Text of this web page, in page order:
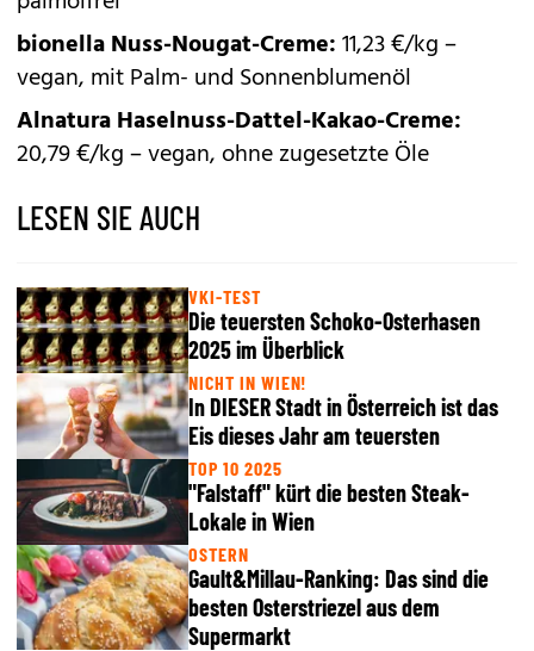
bionella Nuss-Nougat-Creme:11,23 €/kg –
vegan, mit Palm- und Sonnenblumenöl
Alnatura Haselnuss-Dattel-Kakao-Creme:
20,79 €/kg – vegan, ohne zugesetzte Öle
LESEN SIE AUCH
VKI-TEST
Die teuersten Schoko-Osterhasen
2025 im Überblick
NICHT IN WIEN!
In DIESER Stadt in Österreich ist das
Eis dieses Jahr am teuersten
TOP 10 2025
"Falstaff" kürt die besten Steak-
Lokale in Wien
OSTERN
Gault&Millau-Ranking: Das sind die
besten Osterstriezel aus dem
Supermarkt